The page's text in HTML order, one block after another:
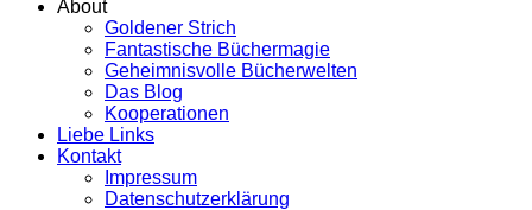
About
Goldener Strich
Fantastische Büchermagie
Geheimnisvolle Bücherwelten
Das Blog
Kooperationen
Liebe Links
Kontakt
Impressum
Datenschutzerklärung